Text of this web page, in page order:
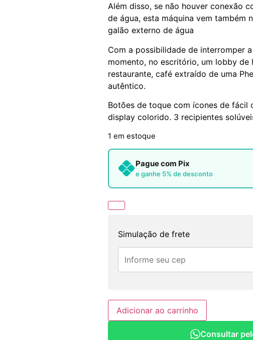
Além disso, se não houver conexão
de água, esta máquina vem também
galão externo de água
Com a possibilidade de interromper
momento, no escritório, um lobby de
restaurante, café extraído de uma
autêntico.
Botões de toque com ícones de fácil
display colorido. 3 recipientes
1 em estoque
Pague com Pix
e ganhe 5% de desconto
Simulação de frete
Adicionar ao carrinho
Consultar